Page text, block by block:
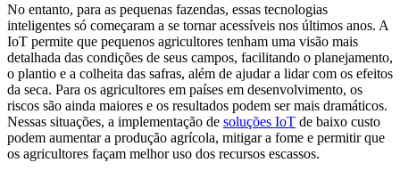
No entanto, para as pequenas fazendas, essas tecnologias
inteligentes só começaram a se tornar acessíveis nos últimos anos. A
IoT permite que pequenos agricultores tenham uma visão mais
detalhada das condições de seus campos, facilitando o planejamento,
o plantio e a colheita das safras, além de ajudar a lidar com os efeitos
da seca. Para os agricultores em países em desenvolvimento, os
riscos são ainda maiores e os resultados podem ser mais dramáticos.
Nessas situações, a implementação de soluções IoT de baixo custo
podem aumentar a produção agrícola, mitigar a fome e permitir que
os agricultores façam melhor uso dos recursos escassos.